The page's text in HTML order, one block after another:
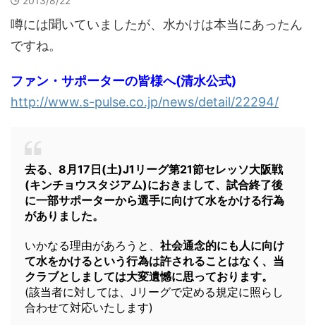
噂には聞いていましたが、水かけは本当にあったん
ですね。
ファン・サポーターの皆様へ(清水公式)
http://www.s-pulse.co.jp/news/detail/22294/
去る、8月17日(土)J1リーグ第21節セレッソ大阪戦
(キンチョウスタジアム)におきまして、試合終了後
に一部サポーターから選手に向けて水をかける行為
がありました。
いかなる理由があろうと、 社会通念的にも人に向け
て水をかけるという行為は許されることはなく、当
クラブとしましては大変遺憾に思っております。
(該当者に対しては、Jリーグで定める規定に照らし
合わせて対応いたします)